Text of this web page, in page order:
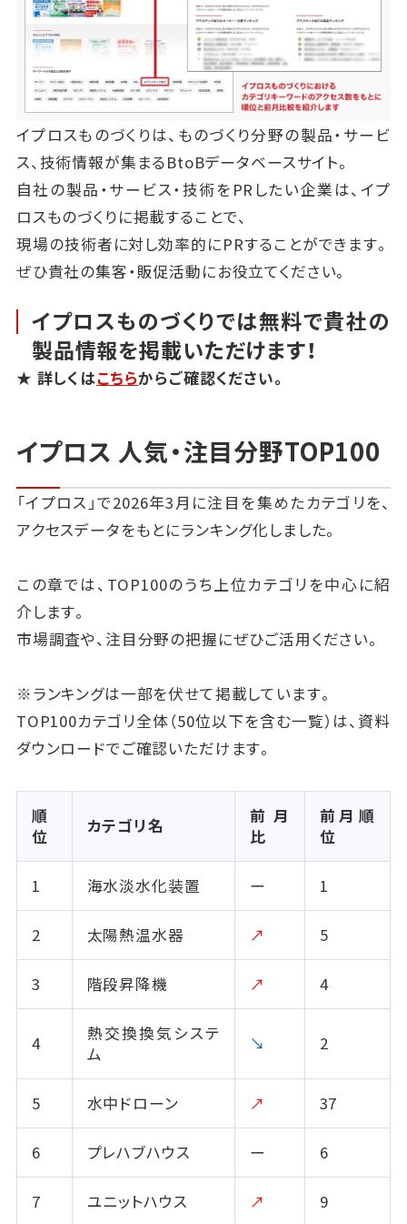
イプロスものづくりは、ものづくり分野の製品・サービ
ス、技術情報が集まるBtoBデータベースサイト。
自社の製品・サービス・技術をPRしたい企業は、イプ
ロスものづくりに掲載することで、
現場の技術者に対し効率的にPRすることができます。
ぜひ貴社の集客・販促活動にお役立てください。
イプロスものづくりでは無料で貴社の
製品情報を掲載いただけます！
★ 詳しくはこちらからご確認ください。
イプロス 人気・注目分野TOP100
「イプロス」で2026年3月に注目を集めたカテゴリを、
アクセスデータをもとにランキング化しました。
この章では、TOP100のうち上位カテゴリを中心に紹
介します。
市場調査や、注目分野の把握にぜひご活用ください。
※ランキングは一部を伏せて掲載しています。
TOP100カテゴリ全体（50位以下を含む一覧）は、資料
ダウンロードでご確認いただけます。
順
位
カテゴリ名
前月
比
前月順
位
1 海水淡水化装置 ー 1
2 太陽熱温水器 ↗ 5
3 階段昇降機 ↗ 4
4
熱交換換気システ
ム
↘ 2
5 水中ドローン ↗ 37
6 プレハブハウス ー 6
7 ユニットハウス ↗ 9